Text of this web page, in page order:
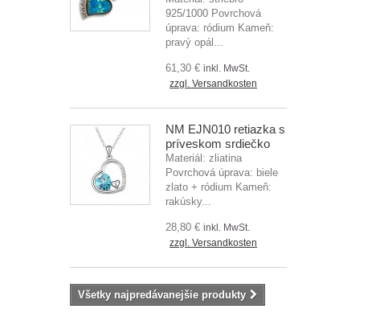
925/1000 Povrchová
úprava: ródium Kameň:
pravý opál...
61,30 € inkl. MwSt.
zzgl. Versandkosten
NM EJN010 retiazka s
príveskom srdiečko
Materiál: zliatina
Povrchová úprava: biele
zlato + ródium Kameň:
rakúsky...
28,80 € inkl. MwSt.
zzgl. Versandkosten
Všetky najpredávanejšie produkty